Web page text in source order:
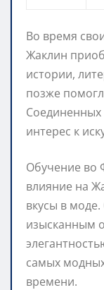
Во время
Жаклин
истории,
позже
Соединенных
интерес к
Обучение во
влияние на
вкусы в
изысканным
самых
времени.